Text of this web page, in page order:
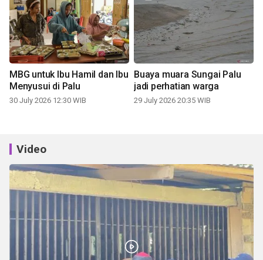
MBG untuk Ibu Hamil dan Ibu
Menyusui di Palu
30 July 2026 12:30 WIB
Buaya muara Sungai Palu
jadi perhatian warga
29 July 2026 20:35 WIB
Video